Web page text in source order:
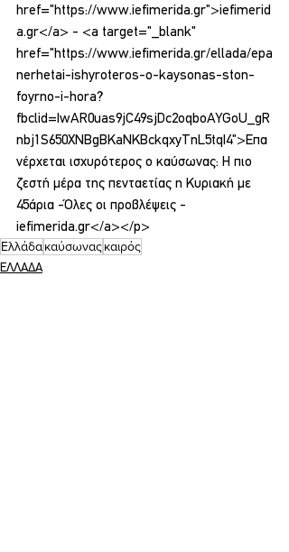
href="https://www.iefimerida.gr">iefimerid
a.gr</a> - <a target="_blank"
href="https://www.iefimerida.gr/ellada/epa
nerhetai-ishyroteros-o-kaysonas-ston-
foyrno-i-hora?
fbclid=IwAR0uas9jC49sjDc2oqboAYGoU_gR
nbj1S650XNBgBKaNKBckqxyTnL5tqI4">Επα
νέρχεται ισχυρότερος ο καύσωνας: Η πιο
ζεστή μέρα της πενταετίας η Κυριακή με
45άρια -Όλες οι προβλέψεις -
iefimerida.gr</a></p>
Ελλάδακαύσωναςκαιρός
ΕΛΛΑΔΑ